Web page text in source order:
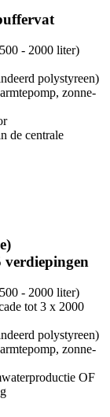
- 2000 liter)
polystyreen)
zonne-
de centrale
verdiepingen
- 2000 liter)
tot 3 x 2000
polystyreen)
zonne-
OF